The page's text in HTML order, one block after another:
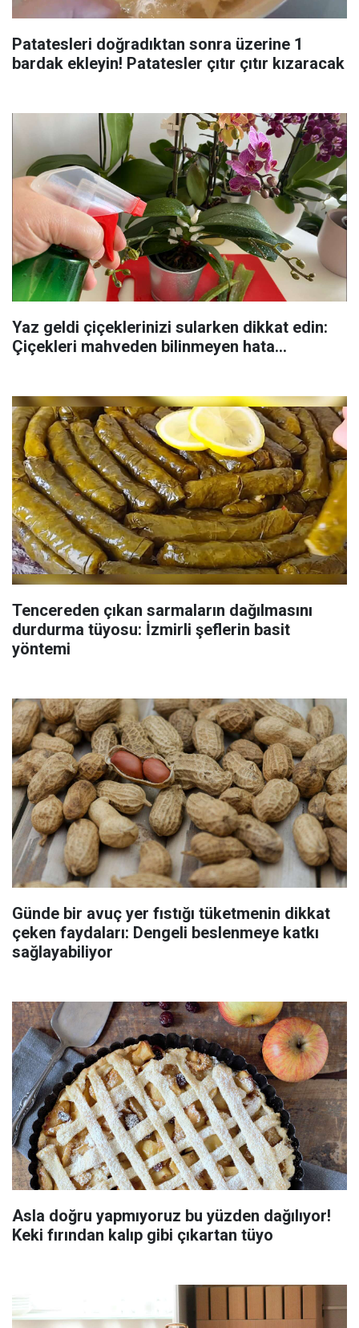
Patatesleri doğradıktan sonra üzerine 1
bardak ekleyin! Patatesler çıtır çıtır kızaracak
Yaz geldi çiçeklerinizi sularken dikkat edin:
Çiçekleri mahveden bilinmeyen hata...
Tencereden çıkan sarmaların dağılmasını
durdurma tüyosu: İzmirli şeflerin basit
yöntemi
Günde bir avuç yer fıstığı tüketmenin dikkat
çeken faydaları: Dengeli beslenmeye katkı
sağlayabiliyor
Asla doğru yapmıyoruz bu yüzden dağılıyor!
Keki fırından kalıp gibi çıkartan tüyo